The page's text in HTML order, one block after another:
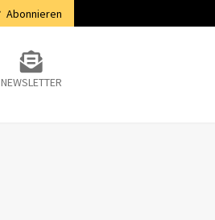
Abonnieren
NEWSLETTER